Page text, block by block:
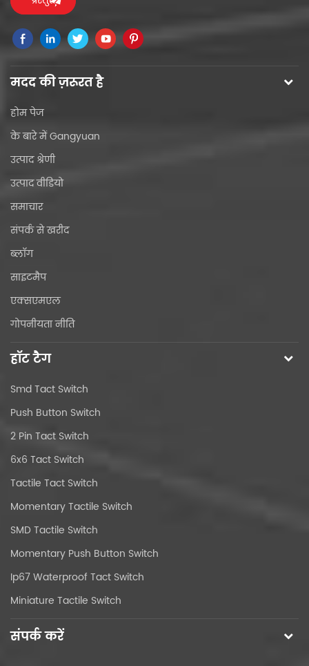
मदद की ज़रूरत है
होम पेज
के बारे में Gangyuan
उत्पाद श्रेणी
उत्पाद वीडियो
समाचार
संपर्क से खरीद
ब्लॉग
साइटमैप
एक्सएमएल
गोपनीयता नीति
हॉट टैग
Smd Tact Switch
Push Button Switch
2 Pin Tact Switch
6x6 Tact Switch
Tactile Tact Switch
Momentary Tactile Switch
SMD Tactile Switch
Momentary Push Button Switch
Ip67 Waterproof Tact Switch
Miniature Tactile Switch
संपर्क करें